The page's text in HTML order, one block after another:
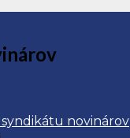
novinárov